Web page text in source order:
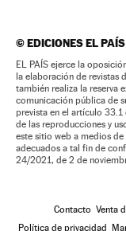
©EDICIONES EL PAÍS
EL PAÍS ejerce la
la elaboración de revistas
también realiza la reserva
comunicación pública de
prevista en el artículo 33.1
de las reproducciones y
este sitio web a medios
adecuados a tal fin de
24/2021, de 2 de
Contacto Venta
Política de privacidad